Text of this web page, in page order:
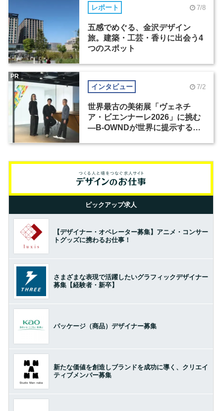
レポート 7/8
五感でめぐる、金沢デザイン
旅。建築・工芸・香りに出会う4
つのスポット
インタビュー 7/2
世界最古の美術展「ヴェネチ
ア・ビエンナーレ2026」に挑む
―B-OWNDが世界に提示する美
PR
ピックアップ求人
【デザイナー・オペレーター募集】アニメ・コンサー
トグッズに携わるお仕事！
さまざまな表現で活躍したいグラフィックデザイナー
募集【経験者・新卒】
パッケージ（商品）デザイナー募集
新たな価値を創造しブランドを成功に導く、クリエイ
ティブメンバー募集